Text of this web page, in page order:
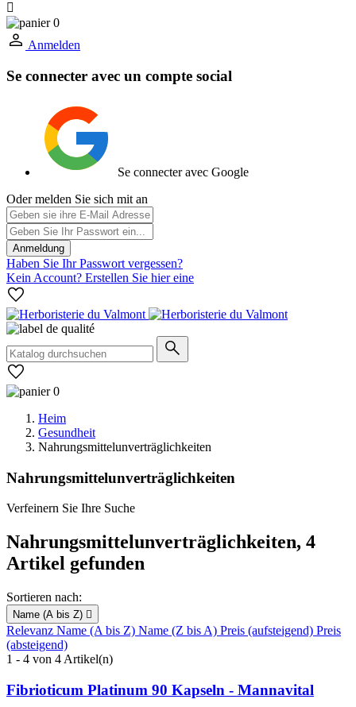

0
Anmelden
Se connecter avec un compte social
Se connecter avec Google
Oder melden Sie sich mit an
Anmeldung
Haben Sie Ihr Passwort vergessen?
Kein Account? Erstellen Sie hier eine
0
Heim
Gesundheit
Nahrungsmittelunverträglichkeiten
Nahrungsmittelunverträglichkeiten
Verfeinern Sie Ihre Suche
Nahrungsmittelunverträglichkeiten, 4
Artikel gefunden
Sortieren nach:
Name (A bis Z) 
Relevanz Name (A bis Z) Name (Z bis A) Preis (aufsteigend) Preis
(absteigend)
1 - 4 von 4 Artikel(n)
Fibrioticum Platinum 90 Kapseln - Mannavital